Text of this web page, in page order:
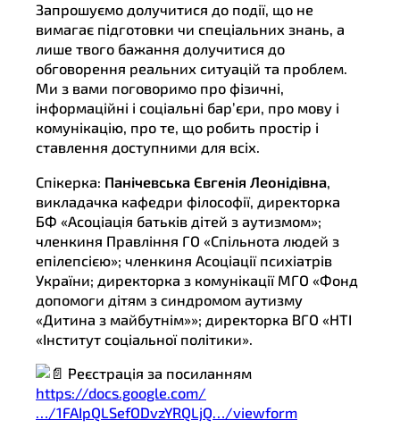
Запрошуємо долучитися до події, що не
вимагає підготовки чи спеціальних знань, а
лише твого бажання долучитися до
обговорення реальних ситуацій та проблем.
Ми з вами поговоримо про фізичні,
інформаційні і соціальні бар’єри, про мову і
комунікацію, про те, що робить простір і
ставлення доступними для всіх.
Спікерка: Панічевська Євгенія Леонідівна
викладачка кафедри філософії, директорка
БФ «Асоціація батьків дітей з аутизмом»;
членкиня Правління ГО «Спільнота людей з
епілепсією»; членкиня Асоціації психіатрів
України; директорка з комунікації МГО «Фонд
допомоги дітям з синдромом аутизму
«Дитина з майбутнім»»; директорка ВГО «НТІ
«Інститут соціальної політики».
Реєстрація за посиланням
https://docs.google.com/
…/1FAIpQLSefODvzYRQLjQ…/viewform